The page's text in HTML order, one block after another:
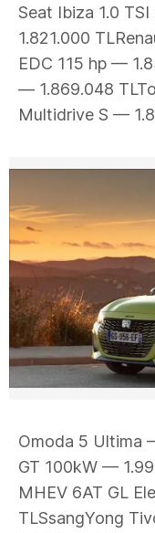
Seat Ibiza 1.0
1.821.000
EDC 115 hp —
— 1.869.048
Multidrive S —
Omoda 5 Ultima
GT 100kW —
MHEV 6AT GL
TLSsangYong